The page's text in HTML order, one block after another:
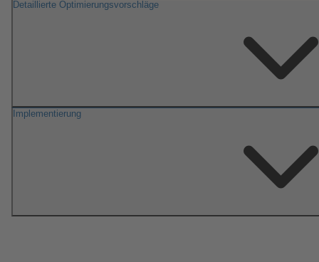
Detaillierte Optimierungsvorschläge
Implementierung